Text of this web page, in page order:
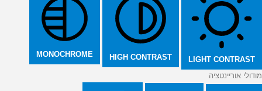
LIGHT CONTRAST
HIGH CONTRAST
MONOCHROME
מודולי אוריינטציה